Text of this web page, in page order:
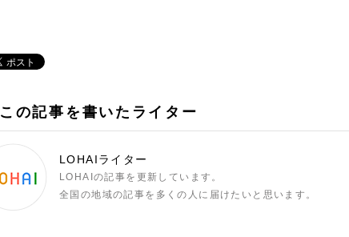
この記事を書いたライター
LOHAIライター
LOHAIの記事を更新しています。
全国の地域の記事を多くの人に届けたいと思います。